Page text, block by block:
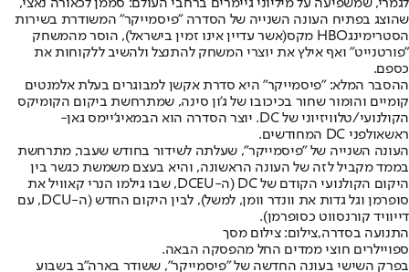
לגמרי, שמשפיעה על מיליוני גיימרים ברחבי העולם: סממן לכאורה נאצי,
שהוצג בפתיח העונה השנייה של הסדרה "פיסמייקר" המשודרת בשירות
הסטרימינגHBO מקס
(אשר עדיין אינו זמין בישראל), הוסר מהמשחק
"פורטנייט" ואף אילץ את יוצרי המשחק להתנצל ולהשיב ללקוחות את
כספם.
ההסבר המלא: "פיסמייקר" היא סדרת אקשן למבוגרים בעלת אלמנטים
קומיים והומור שחור בכיכובו של ג'ון סינה, שמתרחשת ביקום הקומיקס
הקולנועי/טלוויזיוני של DC. יוצר הסדרה הוא הבמאי
ג'יימס גאן-
ראשאולפני DC המחודשים
.
העונה השנייה של "פיסמייקר", שעלתה לשידור בחודש שעבר, מתרחשת
בממד מקביל לזה של העונה הראשונה, והיא בעצם משמשת כגשר בין
היקום הקולנועי הקודם של DC (ה-DCEU, שבו גילמו הנרי קאוויל את
סופרמן וגל גדות את וונדר וומן, למשל), לבין היקום החדש (ה-DCU, עם
דייוויד קורנסווט כסופרמן).
התנועה בסדרה,צילום: צילום מסך
ספויילרים חוצי ממדים החל מהפסקה הבאה.
בפרק השישי בעונה החדשה של "פיסמייקר", ששודר בארה"ב בשבוע